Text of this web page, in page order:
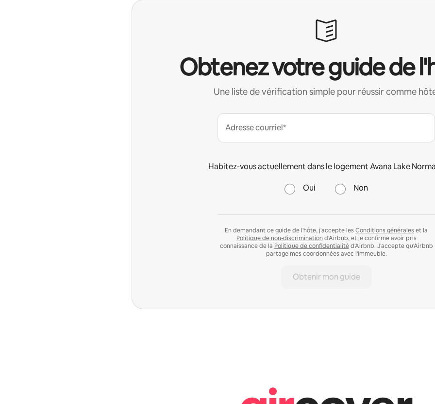
Obtenez votre guide de
Une liste de vérification simple pour réussir comme
Adresse courriel*
Habitez-vous actuellement dans le logement Avana Lake
Oui Non
En demandant ce guide de l'hôte, j'accepte les Conditions générales et la
Politique de non-discrimination d'Airbnb, et je confirme avoir pris
connaissance de la Politique de confidentialitéd'Airbnb. J'accepte qu'Airbnb
partage mes coordonnées avec l'immeuble.
Obtenir mon guide